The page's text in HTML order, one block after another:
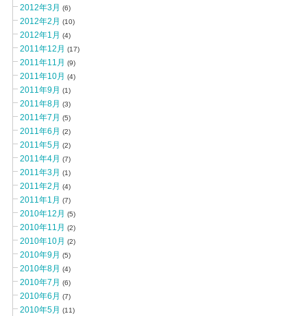
2012年3月 (6)
2012年2月 (10)
2012年1月 (4)
2011年12月 (17)
2011年11月 (9)
2011年10月 (4)
2011年9月 (1)
2011年8月 (3)
2011年7月 (5)
2011年6月 (2)
2011年5月 (2)
2011年4月 (7)
2011年3月 (1)
2011年2月 (4)
2011年1月 (7)
2010年12月 (5)
2010年11月 (2)
2010年10月 (2)
2010年9月 (5)
2010年8月 (4)
2010年7月 (6)
2010年6月 (7)
2010年5月 (11)